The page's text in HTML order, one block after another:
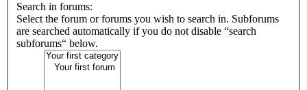
Search in forums:
Select the forum or forums you wish to search in. Subforums
are searched automatically if you do not disable “search
subforums“ below.